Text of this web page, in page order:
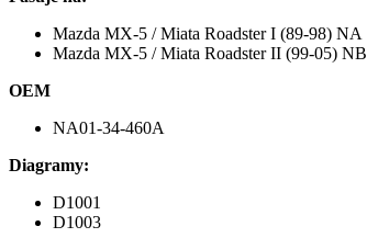
Mazda MX-5 / Miata Roadster I (89-98) NA
Mazda MX-5 / Miata Roadster II (99-05) NB
OEM
NA01-34-460A
Diagramy:
D1001
D1003